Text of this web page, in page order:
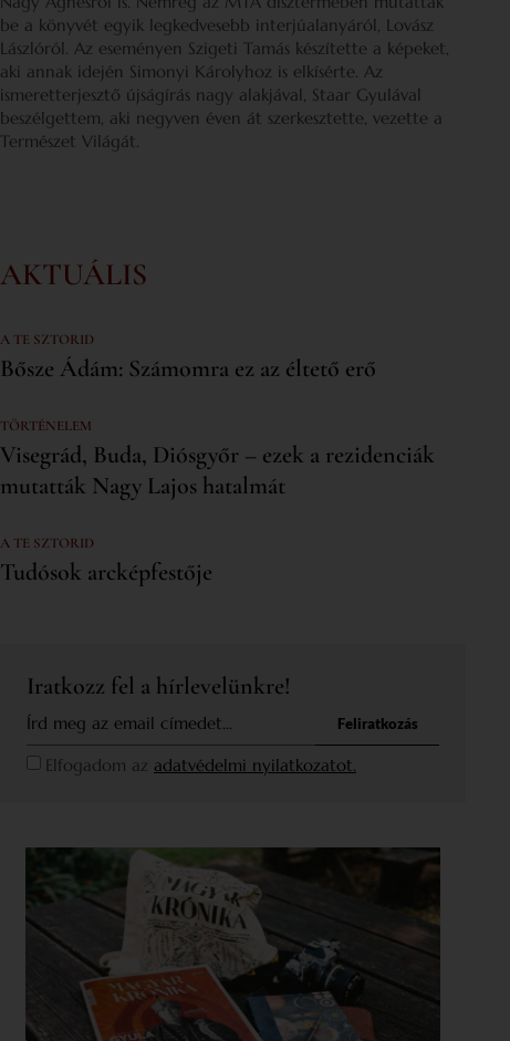
be a könyvét egyik legkedvesebb interjúalanyáról, Lovász
Lászlóról. Az eseményen Szigeti Tamás készítette a képeket,
aki annak idején Simonyi Károlyhoz is elkísérte. Az
ismeretterjesztő újságírás nagy alakjával, Staar Gyulával
beszélgettem, aki negyven éven át szerkesztette, vezette a
Természet Világát.
AKTUÁLIS
A TE SZTORID
Bősze Ádám: Számomra ez az éltető erő
TÖRTÉNELEM
Visegrád, Buda, Diósgyőr – ezek a rezidenciák
mutatták Nagy Lajos hatalmát
A TE SZTORID
Tudósok arcképfestője
Iratkozz fel a hírlevelünkre!
Elfogadom az adatvédelmi nyilatkozatot.
Feliratkozás